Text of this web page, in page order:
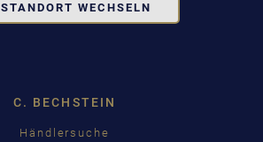
STANDORT WECHSELN
C. BECHSTEIN
Händlersuche